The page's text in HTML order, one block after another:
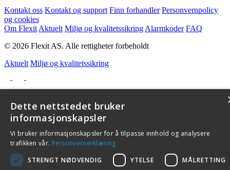
Kontakt oss Kontakt og support Finn forhandler Personvernpolicy
og cookies
Om Flexit Aktuelt Miljø og kvalitetssikring Alarmkoder FAQ
© 2026 Flexit AS. Alle rettigheter forbeholdt
Aktuelt Miljø og kvalitetssikring
Dette nettstedet bruker
informasjonskapsler
Vi bruker informasjonskapsler for å tilpasse innhold og analysere
trafikken vår. Personvernerklæring
STRENGT NØDVENDIG
YTELSE MÅLRETTING